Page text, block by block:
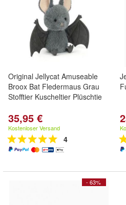
Original Jellycat Amuseable
Broox Bat Fledermaus Grau
Stofftier Kuscheltier Plüschtie
35,95 €
Kostenloser Versand
4
- 63%